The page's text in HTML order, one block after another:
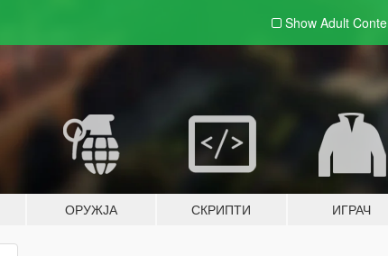
Show Adult
ОРУЖЈА СКРИПТИ ИГРАЧ